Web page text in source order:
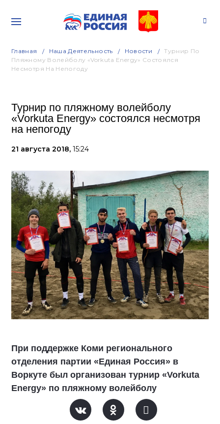
Главная Наша Деятельность Новости
Турнир По
Пляжному Волейболу «Vorkuta Energy» Состоялся
Несмотря На Непогоду
Турнир по пляжному волейболу
«Vorkuta Energy» состоялся несмотря
на непогоду
21 августа 2018, 15:24
При поддержке Коми регионального
отделения партии «Единая Россия» в
Воркуте был организован турнир «Vorkuta
Energy» по пляжному волейболу